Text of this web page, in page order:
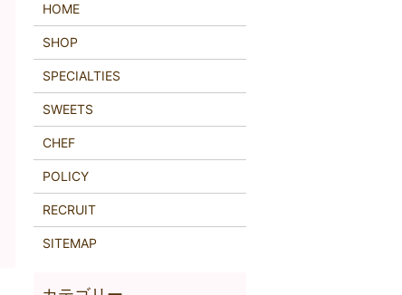
HOME
SHOP
SPECIALTIES
SWEETS
CHEF
POLICY
RECRUIT
SITEMAP